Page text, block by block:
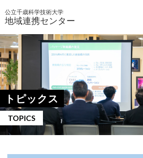
公立千歳科学技術大学
地域連携センター
トピックス
TOPICS